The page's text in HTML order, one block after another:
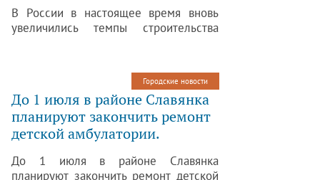
В России в настоящее время вновь
увеличились темпы строительства
к выводу, что покупка квартиры в
строящемся доме является наиболее
выгодным вложением средств.
Городские новости
До 1 июля в районе Славянка
планируют закончить ремонт
детской амбулатории.
До 1 июля в районе Славянка
планируют закончить ремонт детской